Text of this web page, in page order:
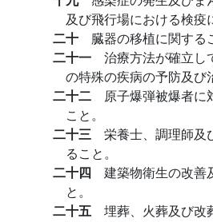
及び飛行場における検疫
二十 臓器の移植に関する
二十一 治療方法が確立し
の特殊の疾病の予防及び
二十二 原子爆弾被爆者に
こと。
二十三 栄養士、調理師及
ること。
二十四 建築物衛生の改善
と。
二十五 埋葬、火葬及び改